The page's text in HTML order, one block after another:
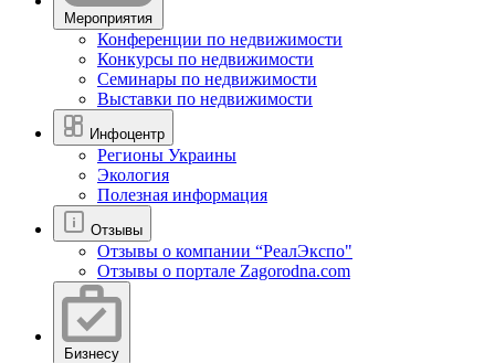
Мероприятия
Конференции по недвижимости
Конкурсы по недвижимости
Семинары по недвижимости
Выставки по недвижимости
Инфоцентр
Регионы Украины
Экология
Полезная информация
Отзывы
Отзывы о компании “РеалЭкспо"
Отзывы о портале Zagorodna.com
Бизнесу